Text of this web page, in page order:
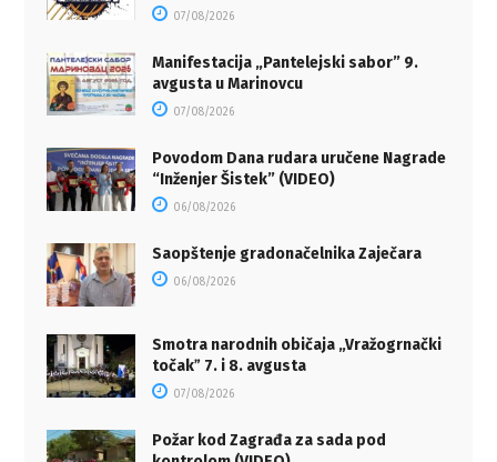
07/08/2026
Manifestacija „Pantelejski sabor” 9.
avgusta u Marinovcu
07/08/2026
Povodom Dana rudara uručene Nagrade
“Inženjer Šistek” (VIDEO)
06/08/2026
Saopštenje gradonačelnika Zaječara
06/08/2026
Smotra narodnih običaja „Vražogrnački
točakˮ 7. i 8. avgusta
07/08/2026
Požar kod Zagrađa za sada pod